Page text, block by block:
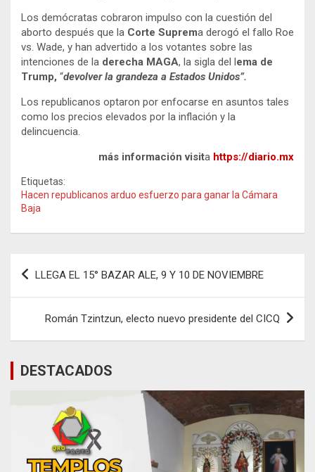
Los demócratas cobraron impulso con la cuestión del
aborto después que la Corte Suprema derogó el fallo Roe
vs. Wade, y han advertido a los votantes sobre las
intenciones de la derecha MAGA, la sigla del lema de
Trump, “devolver la grandeza a Estados Unidos”.
Los republicanos optaron por enfocarse en asuntos tales
como los precios elevados por la inflación y la
delincuencia.
más información visita https://diario.mx
Etiquetas:
Hacen republicanos arduo esfuerzo para ganar la Cámara
Baja
Navegación
de
LLEGA EL 15° BAZAR ALE, 9 Y 10 DE NOVIEMBRE
Román Tzintzun, electo nuevo presidente del CICQ
DESTACADOS